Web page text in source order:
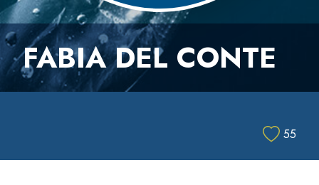
FABIA DEL CONTE
55